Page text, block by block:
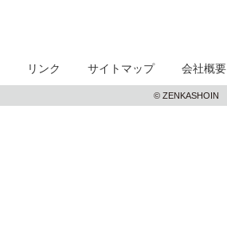
リンク サイトマップ 会社概要
© ZENKASHOIN